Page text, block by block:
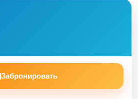
Забронировать